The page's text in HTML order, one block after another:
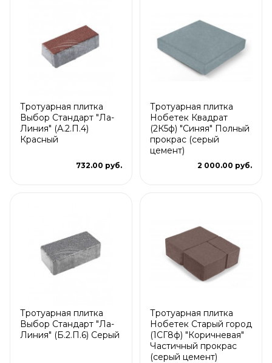
Тротуарная плитка
Выбор Стандарт "Ла-
Линия" (А.2.П.4)
Красный
732.00 руб.
Тротуарная плитка
Нобетек Квадрат
(2К5ф) "Синяя" Полный
прокрас (серый
цемент)
2 000.00 руб.
Тротуарная плитка
Выбор Стандарт "Ла-
Линия" (Б.2.П.6) Серый
Тротуарная плитка
Нобетек Старый город
(1СГ8ф) "Коричневая"
Частичный прокрас
(серый цемент)